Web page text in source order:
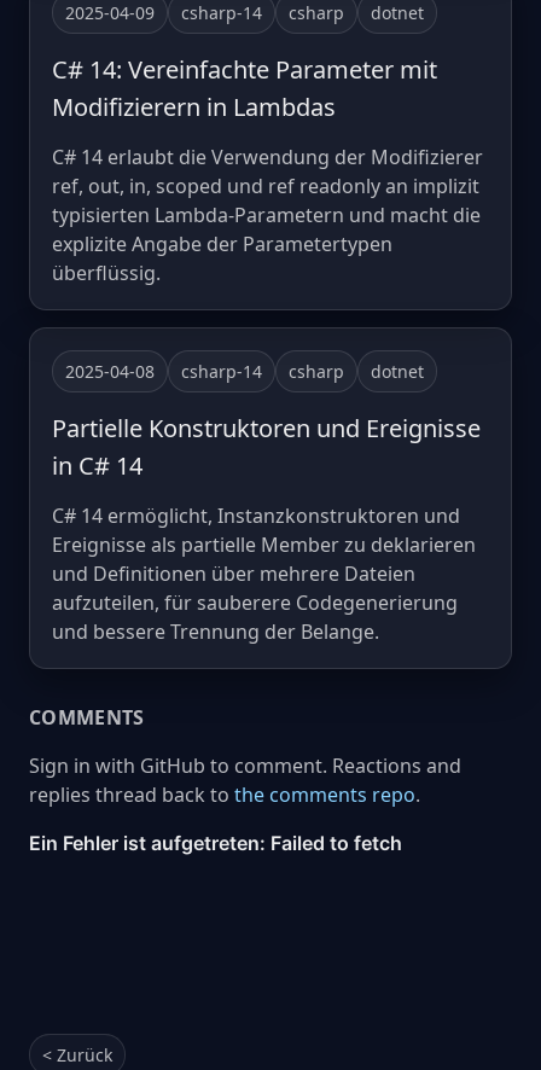
2025-04-09 csharp-14 csharp dotnet
C# 14: Vereinfachte Parameter mit
Modifizierern in Lambdas
C# 14 erlaubt die Verwendung der Modifizierer
ref, out, in, scoped und ref readonly an implizit
typisierten Lambda-Parametern und macht die
explizite Angabe der Parametertypen
überflüssig.
2025-04-08 csharp-14 csharp dotnet
Partielle Konstruktoren und Ereignisse
in C# 14
C# 14 ermöglicht, Instanzkonstruktoren und
Ereignisse als partielle Member zu deklarieren
und Definitionen über mehrere Dateien
aufzuteilen, für sauberere Codegenerierung
und bessere Trennung der Belange.
COMMENTS
Sign in with GitHub to comment. Reactions and
replies thread back to the comments repo.
< Zurück